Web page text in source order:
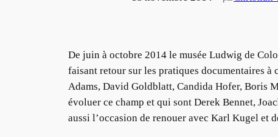
De juin à octobre 2014 le musée Ludwig de
faisant retour sur les pratiques documentaires
Adams, David Goldblatt, Candida Hofer, Boris
évoluer ce champ et qui sont Derek Bennet,
aussi l’occasion de renouer avec Karl Kugel et